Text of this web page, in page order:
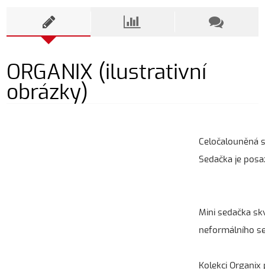
ORGANIX (ilustrativní
obrázky)
Celočalouněná
Sedačka je
Mini sedačka
neformálního
Kolekci